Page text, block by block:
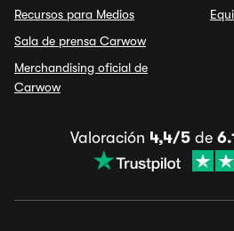
Recursos para Medios
Sala de prensa Carwow
Merchandising oficial de
Carwow
Valoración 4,4/5de